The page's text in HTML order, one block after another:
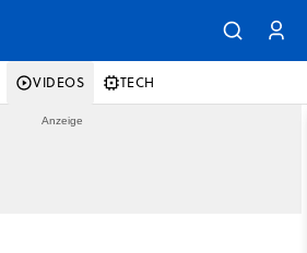
VIDEOS TECH